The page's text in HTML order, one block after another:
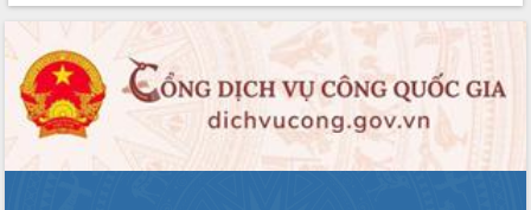
VĂN BẢN HĐND TỈNH
ĐIỂM TIN VĂN BẢN